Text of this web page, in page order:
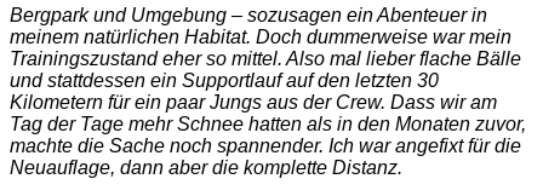
Bergpark und Umgebung – sozusagen ein Abenteuer in
meinem natürlichen Habitat. Doch dummerweise war mein
Trainingszustand eher so mittel. Also mal lieber flache Bälle
und stattdessen ein Supportlauf auf den letzten 30
Kilometern für ein paar Jungs aus der Crew. Dass wir am
Tag der Tage mehr Schnee hatten als in den Monaten zuvor,
machte die Sache noch spannender. Ich war angefixt für die
Neuauflage, dann aber die komplette Distanz.